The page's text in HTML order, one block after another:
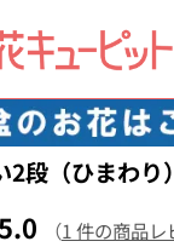
【お祝い】スタンド花
段（ひまわり）
（1 件の商品レ